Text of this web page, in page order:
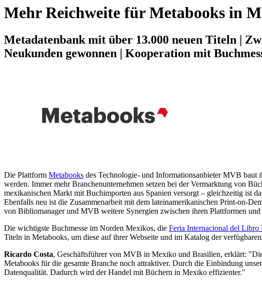
Mehr Reichweite für Metabooks in
Metadatenbank mit über 13.000 neuen Titeln |
Neukunden gewonnen | Kooperation mit
Die Plattform Metabooks des Technologie- und Informationsanbieter MVB baut
werden. Immer mehr Branchenunternehmen setzen bei der Vermarktung von
mexikanischen Markt mit Buchimporten aus Spanien versorgt – gleichzeitig ist
Ebenfalls neu ist die Zusammenarbeit mit dem lateinamerikanischen Print-on-
von Bibliomanager und MVB weitere Synergien zwischen ihren Plattformen und
Die wichtigste Buchmesse im Norden Mexikos, die Feria Internacional del
Titeln in Metabooks, um diese auf ihrer Webseite und im Katalog der
Ricardo Costa, Geschäftsführer von MVB in Mexiko und Brasilien, erklärt:
Metabooks für die gesamte Branche noch attraktiver. Durch die Einbindung
Datenqualität. Dadurch wird der Handel mit Büchern in Mexiko effizienter."